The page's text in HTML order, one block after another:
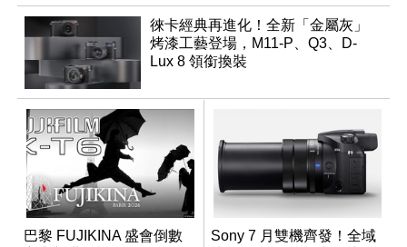
徠卡經典再進化！全新「金屬灰」
烤漆工藝登場，M11-P、Q3、D-
Lux 8 領銜換裝
巴黎 FUJIKINA 盛會倒數
Sony 7 月雙機齊發！全域